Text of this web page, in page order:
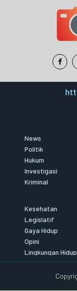
News
Politik
Hukum
Investigasi
Kriminal
Kesehatan
Legislatif
Gaya Hidup
Opini
Lingkungan Hidup